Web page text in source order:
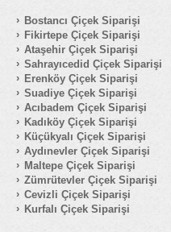
Bostancı Çiçek Siparişi
Fikirtepe Çiçek Siparişi
Ataşehir Çiçek Siparişi
Sahrayıcedid Çiçek Siparişi
Erenköy Çiçek Siparişi
Suadiye Çiçek Siparişi
Acıbadem Çiçek Siparişi
Kadıköy Çiçek Siparişi
Küçükyalı Çiçek Siparişi
Aydınevler Çiçek Siparişi
Maltepe Çiçek Siparişi
Zümrütevler Çiçek Siparişi
Cevizli Çiçek Siparişi
Kurfalı Çiçek Siparişi